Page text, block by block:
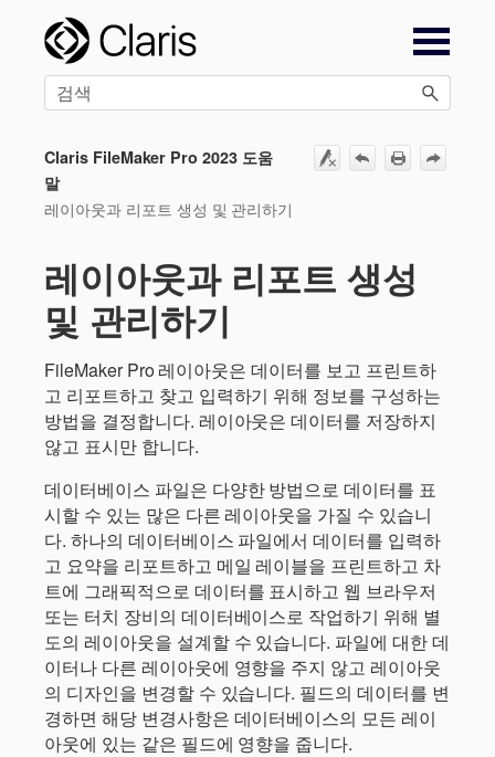
목차로 건너뛰기
Claris FileMaker Pro 2023 도움
말
레이아웃과 리포트 생성 및 관리하기
레이아웃과 리포트 생성
및 관리하기
FileMaker Pro 레이아웃은 데이터를 보고 프린트하
고 리포트하고 찾고 입력하기 위해 정보를 구성하는
방법을 결정합니다. 레이아웃은 데이터를 저장하지
않고 표시만 합니다.
데이터베이스 파일은 다양한 방법으로 데이터를 표
시할 수 있는 많은 다른 레이아웃을 가질 수 있습니
다. 하나의 데이터베이스 파일에서 데이터를 입력하
고 요약을 리포트하고 메일 레이블을 프린트하고 차
트에 그래픽적으로 데이터를 표시하고 웹 브라우저
또는 터치 장비의 데이터베이스로 작업하기 위해 별
도의 레이아웃을 설계할 수 있습니다. 파일에 대한 데
이터나 다른 레이아웃에 영향을 주지 않고 레이아웃
의 디자인을 변경할 수 있습니다. 필드의 데이터를 변
경하면 해당 변경사항은 데이터베이스의 모든 레이
아웃에 있는 같은 필드에 영향을 줍니다.